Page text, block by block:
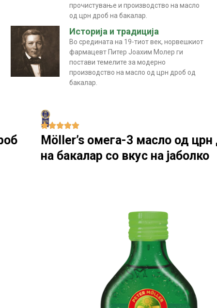
прочистување и производство на масло
од црн дроб на бакалар.
Историја и традиција
Во средината на 19-тиот век, норвешкиот
фармацевт Питер Јоахим Молер ги
постави темелите за модерно
производство на масло од црн дроб од
бакалар.
Möller’s омега-3 масло од црн дроб
на бакалар со вкус на јаболко